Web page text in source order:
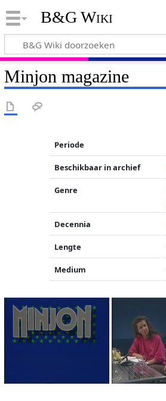
B&G Wiki
Minjon magazine
Periode
Beschikbaar in archief
Genre
Decennia
Lengte
Medium